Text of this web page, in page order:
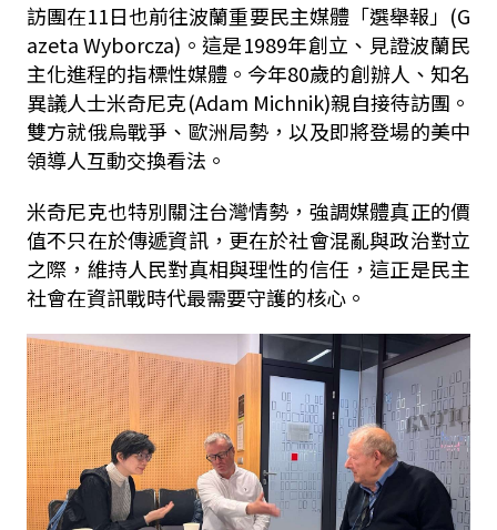
訪團在11日也前往波蘭重要民主媒體「選舉報」 (G
azeta Wyborcza) 。這是1989年創立、見證波蘭民
主化進程的指標性媒體。今年80歲的創辦人、知名
異議人士米奇尼克(Adam Michnik)親自接待訪團。
雙方就俄烏戰爭、歐洲局勢，以及即將登場的美中
領導人互動交換看法。
米奇尼克也特別關注台灣情勢，強調媒體真正的價
值不只在於傳遞資訊，更在於社會混亂與政治對立
之際，維持人民對真相與理性的信任，這正是民主
社會在資訊戰時代最需要守護的核心。